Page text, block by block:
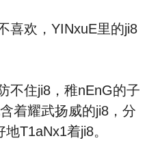
喜欢，YINxuE里的ji8
住ji8，稚nEnG的子
着耀武扬威的ji8，分
T1aNx1着ji8。